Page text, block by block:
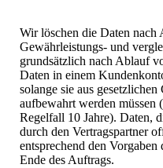
Wir löschen die Daten nach
Gewährleistungs- und
grundsätzlich nach Ablauf
Daten in einem
solange sie aus
aufbewahrt werden müssen
Regelfall 10 Jahre). Daten,
durch den Vertragspartner
entsprechend den
Ende des Auftrags.